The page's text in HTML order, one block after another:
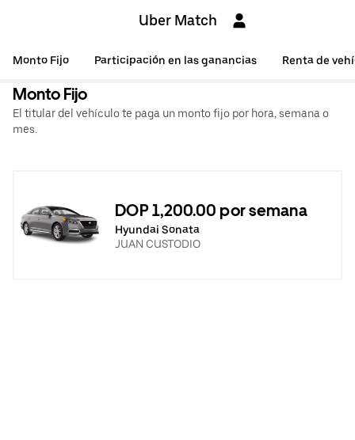
Uber Match
Monto Fijo Participación en las ganancias Renta de
Monto Fijo
El titular del vehículo te paga un monto fijo por hora, semana o
mes.
DOP 1,200.00 por semana
Hyundai Sonata
JUAN CUSTODIO